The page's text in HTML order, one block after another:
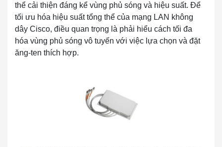
thể cải thiện đáng kể vùng phủ sóng và hiệu suất. Để
tối ưu hóa hiệu suất tổng thể của mạng LAN không
dây Cisco, điều quan trọng là phải hiểu cách tối đa
hóa vùng phủ sóng vô tuyến với việc lựa chọn và đặt
ăng-ten thích hợp.